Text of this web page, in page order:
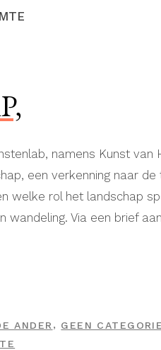
namens Kunst van
een verkenning naar
welke rol het landschap
Via een brief
ANDER , GEEN CATEGORIE